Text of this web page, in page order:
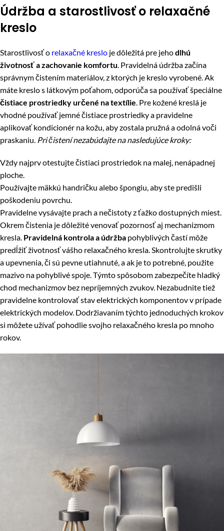
Údržba a starostlivosť o relaxačné
kreslo
Starostlivosť o relaxačné kreslo je dôležitá pre jehodlhú
životnosť a zachovanie komfortu . Pravidelná údržba začína
správnym čistením materiálov, z ktorých je kreslo vyrobené. Ak
máte kreslo s látkovým poťahom, odporúča sa používať špeciálne
čistiace prostriedky určené na textílie . Pre kožené kreslá je
vhodné používať jemné čistiace prostriedky a pravidelne
aplikovať kondicionér na kožu, aby zostala pružná a odolná voči
praskaniu. Pri čistení nezabúdajte na nasledujúce kroky:
Vždy najprv otestujte čistiaci prostriedok na malej, nenápadnej
ploche.
Používajte mäkkú handričku alebo špongiu, aby ste predišli
poškodeniu povrchu.
Pravidelne vysávajte prach a nečistoty z ťažko dostupných miest.
Okrem čistenia je dôležité venovať pozornosť aj mechanizmom
kresla. Pravidelná kontrola a údržba pohyblivých častí môže
predĺžiť životnosť vášho relaxačného kresla. Skontrolujte skrutky
a upevnenia, či sú pevne utiahnuté, a ak je to potrebné, použite
mazivo na pohyblivé spoje. Týmto spôsobom zabezpečíte hladký
chod mechanizmov bez nepríjemných zvukov. Nezabudnite tiež
pravidelne kontrolovať stav elektrických komponentov v prípade
elektrických modelov. Dodržiavaním týchto jednoduchých krokov
si môžete užívať pohodlie svojho relaxačného kresla po mnoho
rokov.